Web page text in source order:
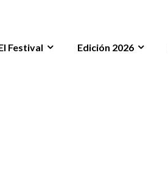
Festival Edición 2026